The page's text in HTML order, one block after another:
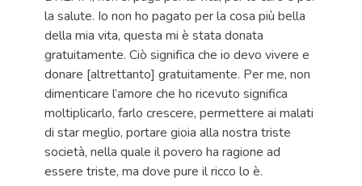
la salute. Io non ho pagato per la cosa più bella
della mia vita, questa mi è stata donata
gratuitamente. Ciò significa che io devo vivere e
donare [altrettanto] gratuitamente. Per me, non
dimenticare l’amore che ho ricevuto significa
moltiplicarlo, farlo crescere, permettere ai malati
di star meglio, portare gioia alla nostra triste
società, nella quale il povero ha ragione ad
essere triste, ma dove pure il ricco lo è.